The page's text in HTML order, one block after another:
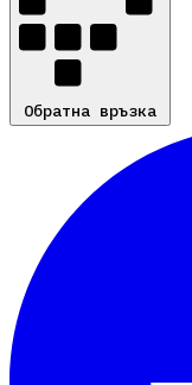
Обратна връзка
Обратна връзка